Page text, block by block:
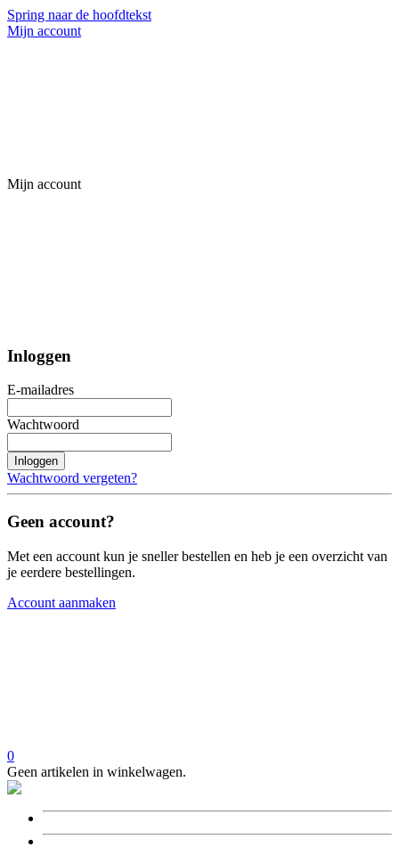
Spring naar de hoofdtekst
Mijn account
Mijn account
Inloggen
E-mailadres
Wachtwoord
Inloggen
Wachtwoord vergeten?
Geen account?
Met een account kun je sneller bestellen en heb je een overzicht van
je eerdere bestellingen.
Account aanmaken
0
Geen artikelen in winkelwagen.